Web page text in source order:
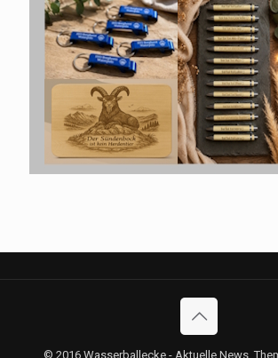
© 2016 Wasserballecke - Aktuelle News,